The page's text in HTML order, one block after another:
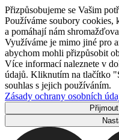
Přizpůsobujeme se Vašim
Používáme soubory cookies,
a pomáhají nám
Využíváme je mimo jiné pro
abychom mohli přizpůsobit
Více informací naleznete v
údajů. Kliknutím na tlačítko
souhlas s jejich používáním.
Zásady ochrany osobních